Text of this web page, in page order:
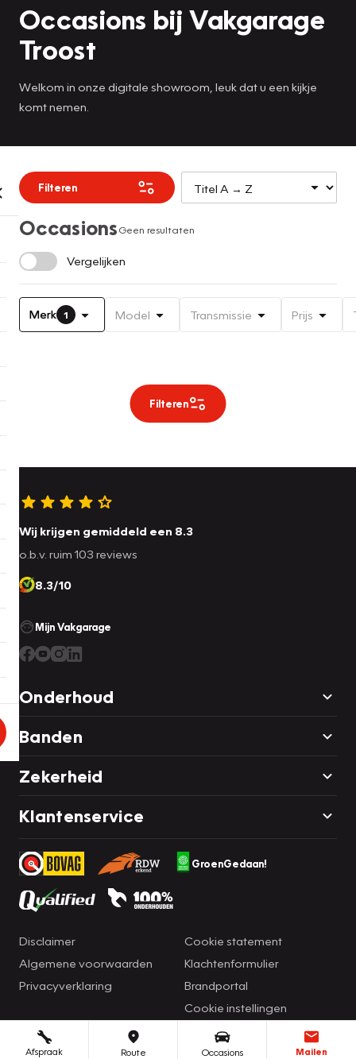
Occasions bij Vakgarage
Troost
Welkom in onze digitale showroom, leuk dat u een kijkje
komt nemen.
Filteren
OccasionsGeen resultaten
Vergelijken
Merk 1 Model Transmissie Prijs
Filteren
Afspraak Route Occasions Mailen
Wij krijgen gemiddeld een 8.3
o.b.v. ruim 103 reviews
8.3/10
Mijn Vakgarage
Onderhoud
Banden
Zekerheid
Klantenservice
GroenGedaan!
Disclaimer
Algemene voorwaarden
Privacyverklaring
Cookie statement
Klachtenformulier
Brandportal
Cookie instellingen